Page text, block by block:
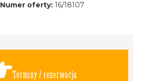
Numer oferty:16/18107
Terminy / rezerwacja